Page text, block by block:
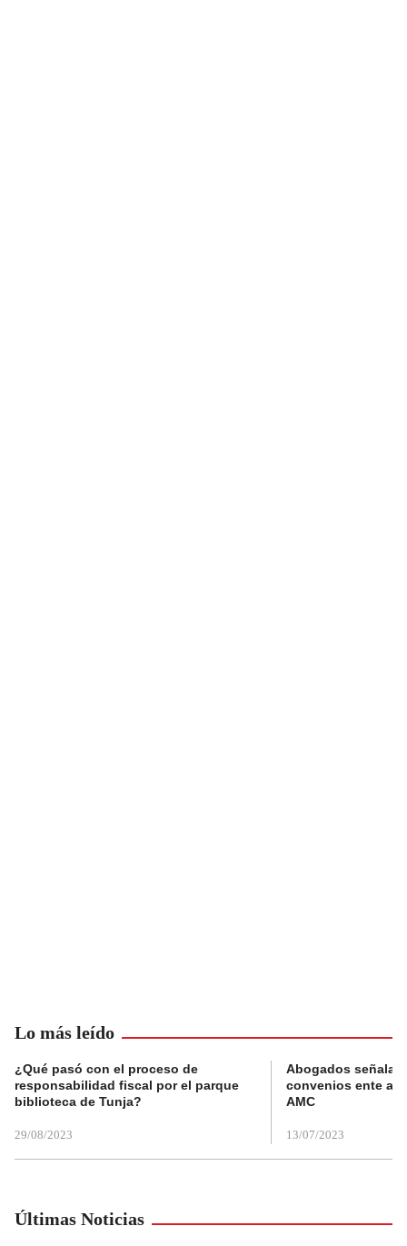
Lo más leído
¿Qué pasó con el proceso de
responsabilidad fiscal por el parque
biblioteca de Tunja?
29/08/2023
Abogados
convenios ente
AMC
13/07/2023
Últimas Noticias